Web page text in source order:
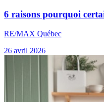
6 raisons pourquoi
RE/MAX Québec
26 avril 2026